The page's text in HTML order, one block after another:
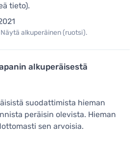
tieto).
alkuperäinen (ruotsi).
alkuperäisestä
suodattimista hieman
peräisin olevista. Hieman
sen arvoisia.